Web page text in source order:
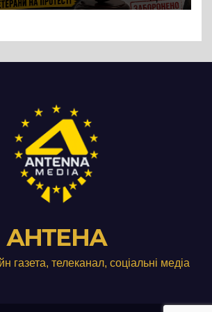
займається
АНТЕНА
газета, телеканал, соціальні медіа